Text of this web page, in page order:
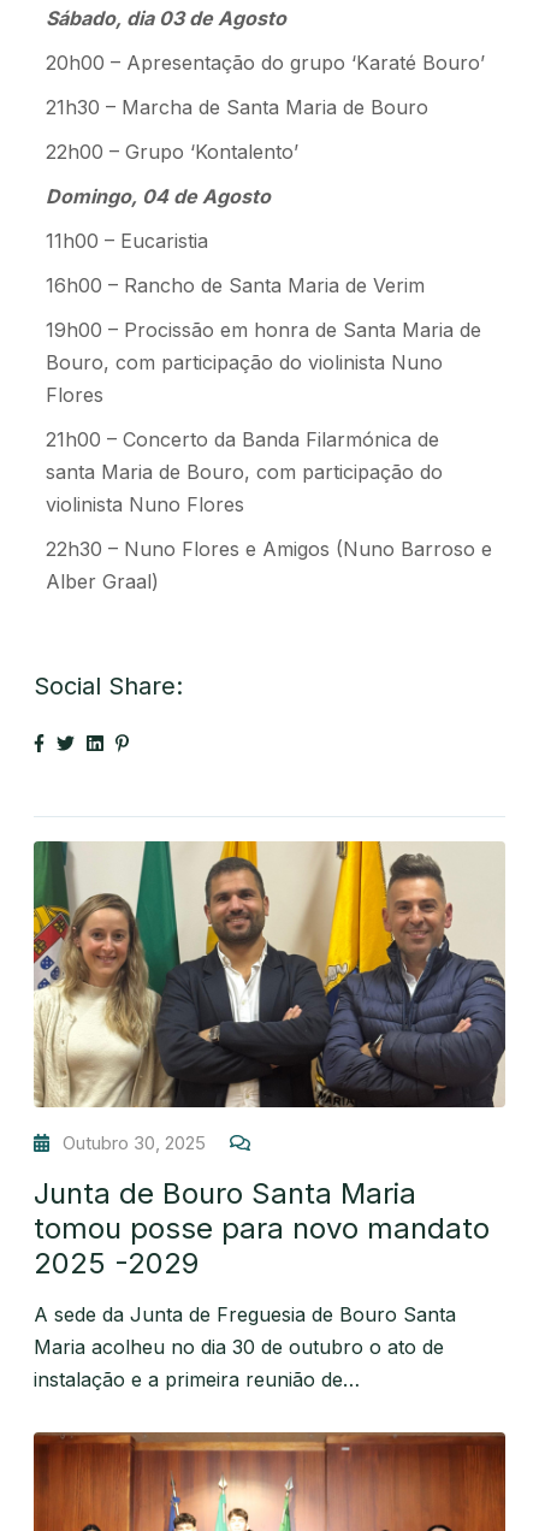
Sábado, dia 03 de Agosto
20h00 – Apresentação do grupo ‘Karaté Bouro’
21h30 – Marcha de Santa Maria de Bouro
22h00 – Grupo ‘Kontalento’
Domingo, 04 de Agosto
11h00 – Eucaristia
16h00 – Rancho de Santa Maria de Verim
19h00 – Procissão em honra de Santa Maria de
Bouro, com participação do violinista Nuno
Flores
21h00 – Concerto da Banda Filarmónica de
santa Maria de Bouro, com participação do
violinista Nuno Flores
22h30 – Nuno Flores e Amigos (Nuno Barroso e
Alber Graal)
Social Share:
Outubro 30, 2025
Junta de Bouro Santa Maria
tomou posse para novo mandato
2025 -2029
A sede da Junta de Freguesia de Bouro Santa
Maria acolheu no dia 30 de outubro o ato de
instalação e a primeira reunião de…